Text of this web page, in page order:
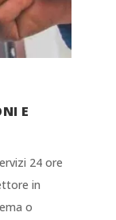
E
24 ore
in
o